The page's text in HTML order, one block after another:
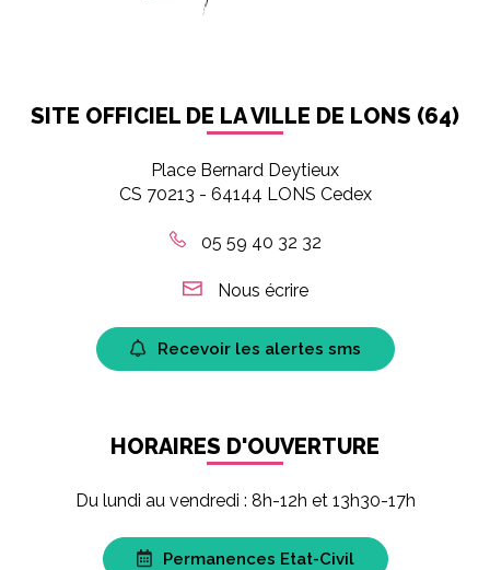
SITE OFFICIEL DE LA VILLE DE LONS (64)
Place Bernard Deytieux
CS 70213 - 64144 LONS Cedex
05 59 40 32 32
Nous écrire
Recevoir les alertes sms
HORAIRES D'OUVERTURE
Du lundi au vendredi : 8h-12h et 13h30-17h
Permanences Etat-Civil